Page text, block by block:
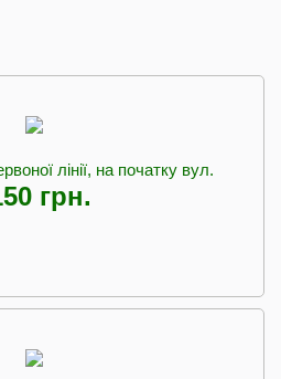
лінії, на початку вул.
грн.